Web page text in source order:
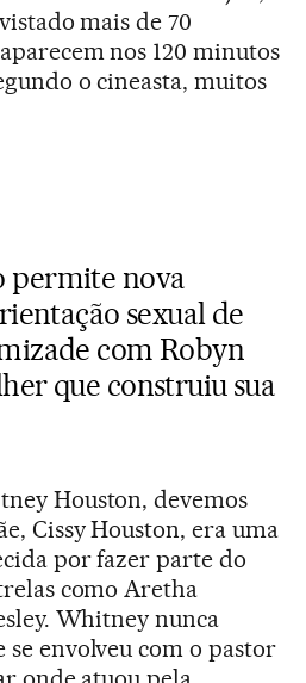
mais de 70
nos 120 minutos
o cineasta, muitos
permite nova
sexual de
com Robyn
que construiu sua
Houston, devemos
Cissy Houston, era uma
por fazer parte do
como Aretha
Whitney nunca
se envolveu com o pastor